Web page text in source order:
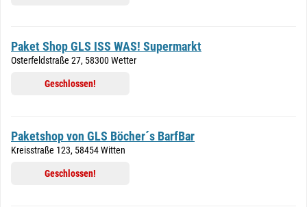
Paket Shop GLS ISS WAS! Supermarkt
Osterfeldstraße 27, 58300 Wetter
Geschlossen!
Paketshop von GLS Böcher´s BarfBar
Kreisstraße 123, 58454 Witten
Geschlossen!